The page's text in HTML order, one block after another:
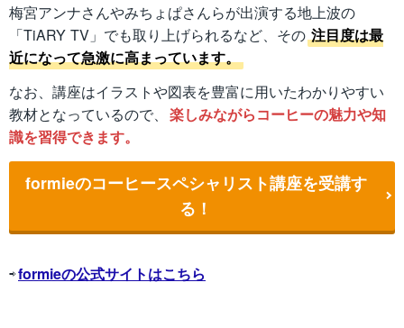
梅宮アンナさんやみちょぱさんらが出演する地上波の
「TiARY TV」でも取り上げられるなど、その 注目度は最
近になって急激に高まっています。
なお、講座はイラストや図表を豊富に用いたわかりやすい
教材となっているので、 楽しみながらコーヒーの魅力や知
識を習得できます。
formieのコーヒースペシャリスト講座を受講す
る！
⇨formieの公式サイトはこちら